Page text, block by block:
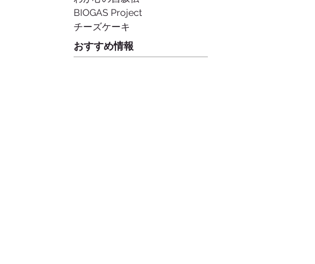
BIOGAS Project
チーズケーキ
おすすめ情報